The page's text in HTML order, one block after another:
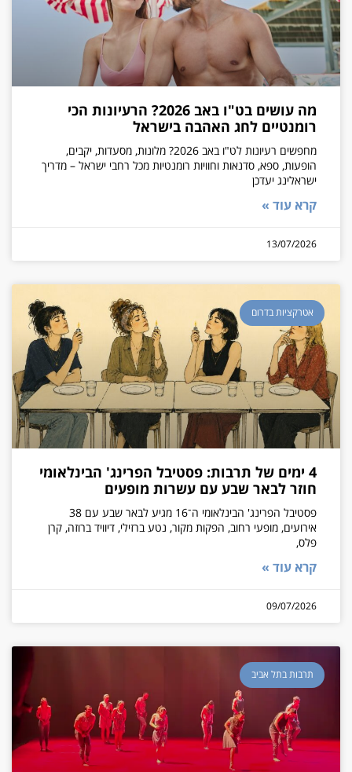
מה עושים בט"ו באב 2026? הרעיונות הכי
רומנטיים לחג האהבה בישראל
מחפשים רעיונות לט"ו באב 2026? מלונות, מסעדות, יקבים,
הופעות, ספא, סדנאות וחוויות רומנטיות מכל רחבי ישראל – מדריך
ישראלינג יעדכן
קרא עוד »
13/07/2026
אטרקציות בדרום
4 ימים של תרבות: פסטיבל הפרינג' הבינלאומי
חוזר לבאר שבע עם עשרות מופעים
פסטיבל הפרינג' הבינלאומי ה־16 מגיע לבאר שבע עם 38
אירועים, מופעי רחוב, הפקות מקור, נטע ברזילי, דיוויד ברוזה, קרן
פלס,
קרא עוד »
09/07/2026
תרבות בתל אביב